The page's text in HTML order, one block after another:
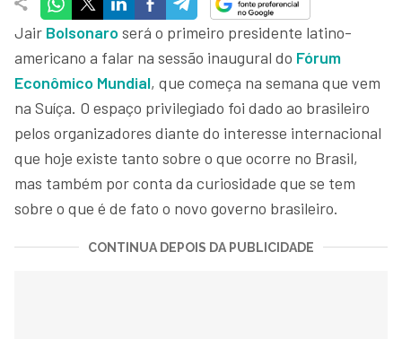
Jair Bolsonaro será o primeiro presidente latino-
americano a falar na sessão inaugural do Fórum
Econômico Mundial, que começa na semana que vem
na Suíça. O espaço privilegiado foi dado ao brasileiro
pelos organizadores diante do interesse internacional
que hoje existe tanto sobre o que ocorre no Brasil,
mas também por conta da curiosidade que se tem
sobre o que é de fato o novo governo brasileiro.
CONTINUA DEPOIS DA PUBLICIDADE